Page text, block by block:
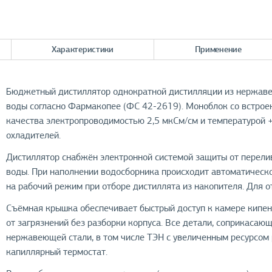
Характеристики Применение
Бюджетный дистиллятор однократной дистилляции из
воды согласно Фармакопее (ФС 42-2619). Моноблок со
качества электропроводимостью 2,5 мкСм/см и температурой
охладителей.
Дистиллятор снабжён электронной системой защиты от
воды. При наполнении водосборника происходит
на рабочий режим при отборе дистиллята из накопителя. Для
Съёмная крышка обеспечивает быстрый доступ к камере
от загрязнений без разборки корпуса. Все детали,
нержавеющей стали, в том числе ТЭН с увеличенным
капиллярный термостат.